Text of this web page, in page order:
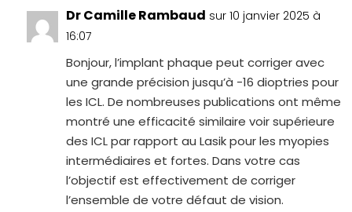
Dr Camille Rambaud sur 10 janvier 2025 à
16:07
Bonjour, l’implant phaque peut corriger avec
une grande précision jusqu’à -16 dioptries pour
les ICL. De nombreuses publications ont même
montré une efficacité similaire voir supérieure
des ICL par rapport au Lasik pour les myopies
intermédiaires et fortes. Dans votre cas
l’objectif est effectivement de corriger
l’ensemble de votre défaut de vision.